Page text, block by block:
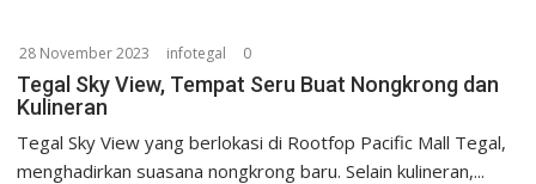
28 November 2023 infotegal 0
Tegal Sky View, Tempat Seru Buat Nongkrong dan
Kulineran
Tegal Sky View yang berlokasi di Rootfop Pacific Mall Tegal,
menghadirkan suasana nongkrong baru. Selain kulineran,...